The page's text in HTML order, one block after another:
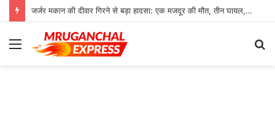
जर्जर मकान की दीवार गिरने से बड़ा हादसा: एक मजदूर की मौत, तीन घायल, रेफर
Menu